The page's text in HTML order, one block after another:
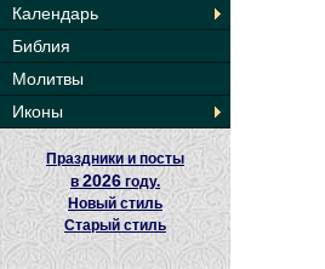
Календарь
Библия
Молитвы
Иконы
Праздники и посты
в2026 году.
Новый стиль
Старый стиль